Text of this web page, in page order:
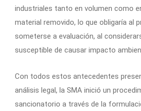
industriales tanto en volumen como
material removido, lo que obligaría al
someterse a evaluación, al
susceptible de causar impacto
Con todos estos antecedentes
análisis legal, la SMA inició un
sancionatorio a través de la